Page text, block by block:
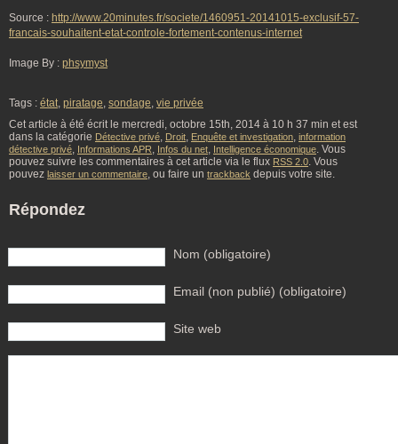
Source : http://www.20minutes.fr/societe/1460951-20141015-exclusif-57-
francais-souhaitent-etat-controle-fortement-contenus-internet
Image By : phsymyst
Tags : état, piratage, sondage, vie privée
Cet article à été écrit le mercredi, octobre 15th, 2014 à 10 h 37 min et est
dans la catégorie Détective privé, Droit, Enquête et investigation, information
détective privé, Informations APR, Infos du net, Intelligence économique. Vous
pouvez suivre les commentaires à cet article via le flux RSS 2.0. Vous
pouvez laisser un commentaire, ou faire un trackback depuis votre site.
Répondez
Nom (obligatoire)
Email (non publié) (obligatoire)
Site web